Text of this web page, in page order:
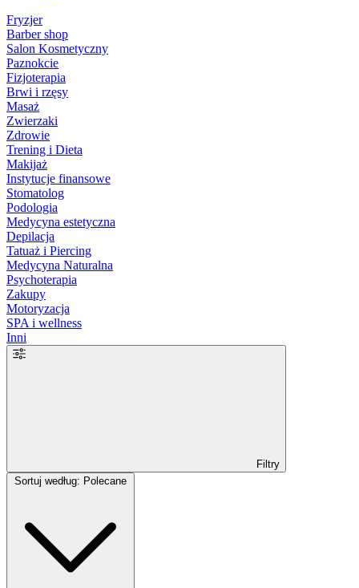
Fryzjer
Barber shop
Salon Kosmetyczny
Paznokcie
Fizjoterapia
Brwi i rzęsy
Masaż
Zwierzaki
Zdrowie
Trening i Dieta
Makijaż
Instytucje finansowe
Stomatolog
Podologia
Medycyna estetyczna
Depilacja
Tatuaż i Piercing
Medycyna Naturalna
Psychoterapia
Zakupy
Motoryzacja
SPA i wellness
Inni
Filtry